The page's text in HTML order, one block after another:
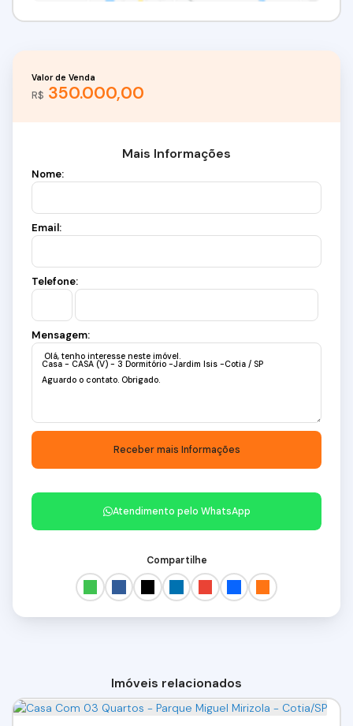
R$ 350.000,00
Valor de Venda
Mais Informações
Nome:
Email:
Telefone:
Mensagem:
Atendimento pelo WhatsApp
Compartilhe
Imóveis relacionados